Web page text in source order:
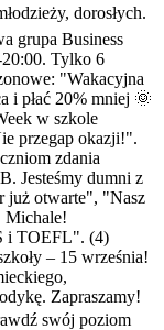
dorosłych.
grupa Business
Tylko 6
"Wakacyjna
i płać 20% mniej 🌞
w szkole
przegap okazji!".
zdania
Jesteśmy dumni z
już otwarte", "Nasz
Michale!
i TOEFL". (4)
– 15 września!
Zapraszamy!
swój poziom